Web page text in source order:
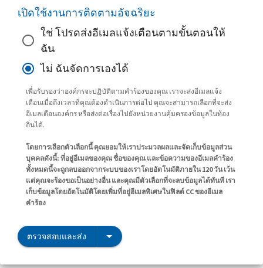
เปิดใช้งานการติดตามอัจฉริยะ
ใช่ โปรดส่งอีเมลแจ้งเตือนตามขั้นตอนให้
ฉัน
ไม่ ฉันจัดการเองได้
เพื่อรับรองว่าองค์กรจะปฏิบัติตามคำร้องของคุณ เราจะส่งอีเมลแจ้ง
เตือนเมื่อถึงเวลาที่คุณต้องดำเนินการต่อไป คุณจะสามารถเลือกที่จะส่ง
อีเมลเตือนองค์กร หรือส่งต่อเรื่องไปยังหน่วยงานคุ้มครองข้อมูลในท้อง
ถิ่นได้.
โดยการเลือกตัวเลือกนี้ คุณยอมให้เราประมวลผลและจัดเก็บข้อมูลส่วน
บุคคลดังนี้: ที่อยู่อีเมลของคุณ ชื่อของคุณ และข้อความของอีเมลคำร้อง
ทั้งหมดนี้จะถูกลบออกจากระบบของเราโดยอัตโนมัติภายใน 120 วัน เว้น
แต่คุณจะร้องขอเป็นอย่างอื่น และคุณมีตัวเลือกที่จะลบข้อมูลได้ทันที เรา
เก็บข้อมูลโดยอัตโนมัติโดยเพิ่มที่อยู่อีเมลพิเศษในฟิลด์ CC ของอีเมล
คำร้อง
ตรวจสอบและส่ง